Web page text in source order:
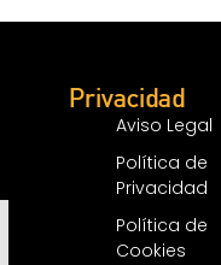
Privacidad
Aviso Legal
Política de
Privacidad
Política de
Cookies